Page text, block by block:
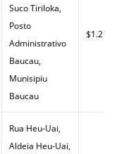
Suco Tiriloka,
Posto
Administrativo
Baucau,
Munisipiu
Baucau
$1.22
Rua Heu-Uai,
Aldeia Heu-Uai,